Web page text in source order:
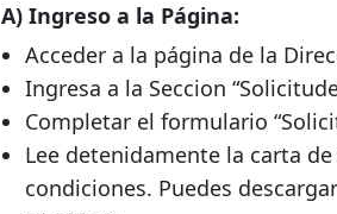
A) Ingreso a la Página:
Acceder a la página de la
Ingresa a la Seccion
Completar el formulario
Lee detenidamente la carta
condiciones. Puedes